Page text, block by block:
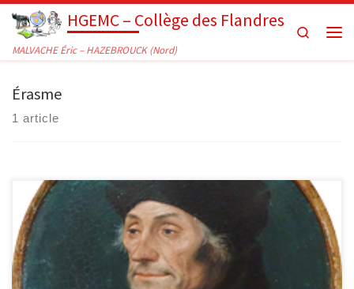
Passer au contenuHGEMC – Collège des Flandres
MALVACHE Éric – HAZEBROUCK (Nord)
Search
Érasme
1 article